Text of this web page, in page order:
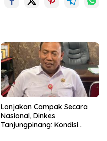
Lonjakan Campak Secara
Nasional, Dinkes
Tanjungpinang: Kondisi